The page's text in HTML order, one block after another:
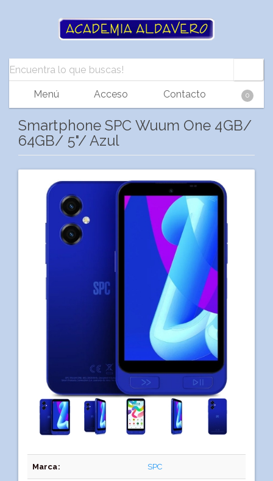
Menú Acceso Contacto 0
Smartphone SPC Wuum One 4GB/
64GB/ 5"/ Azul
Marca: SPC